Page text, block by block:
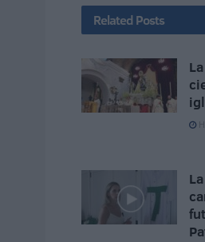
Related Posts